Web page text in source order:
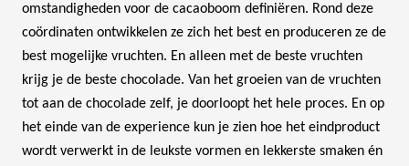
omstandigheden voor de cacaoboom definiëren. Rond deze
coördinaten ontwikkelen ze zich het best en produceren ze de
best mogelijke vruchten. En alleen met de beste vruchten
krijg je de beste chocolade. Van het groeien van de vruchten
tot aan de chocolade zelf, je doorloopt het hele proces. En op
het einde van de experience kun je zien hoe het eindproduct
wordt verwerkt in de leukste vormen en lekkerste smaken én